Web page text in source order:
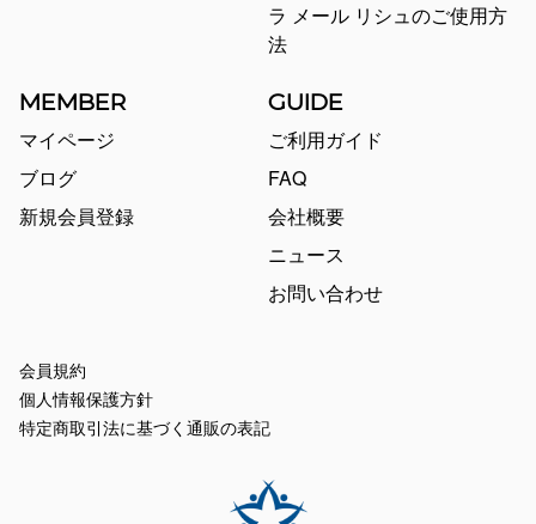
ラ メール リシュのご使用方
法
MEMBER
マイページ
ブログ
新規会員登録
GUIDE
ご利用ガイド
FAQ
会社概要
ニュース
お問い合わせ
会員規約
個人情報保護方針
特定商取引法に基づく通販の表記